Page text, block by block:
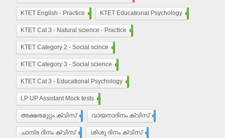
KTET English - Practice 210KTET Educational Psychology
KTET Cat 3 - Natural science - Practice
KTET Category 2 - Social scince
KTET Category 3 - Social science
KTET Cat 3 - Educational Psychology
LP UP Assistant Mock tests
അക്ഷരമുറ്റം ക്വിസ് 110വായനാദിനം ക്വിസ്
ചാന്ദ്ര ദിനം ക്വിസ് ശിശു ദിനം ക്വിസ്